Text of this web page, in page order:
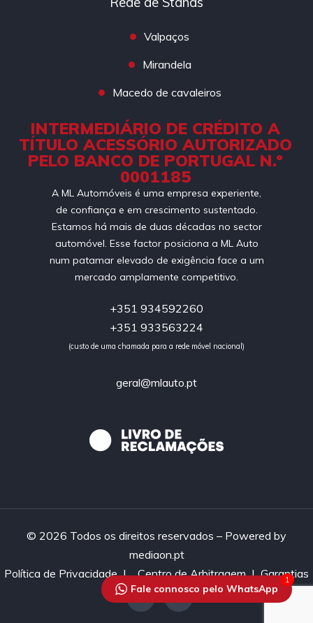
Valpaços
Mirandela
Macedo de cavaleiros
INTERMEDIÁRIO DE CRÉDITO A
TÍTULO ACESSÓRIO AUTORIZADO
PELO BANCO DE PORTUGAL N.º
0001185
A ML Automóveis é uma empresa experiente,
de confiança e em crescimento sustentado.
Estamos há mais de duas décadas no sector
automóvel. Esse factor posiciona a ML Auto
num patamar elevado de exigência face a um
mercado amplamente competitivo.
+351 934592260
+351 933563224
(custo de uma chamada para a rede móvel nacional)
geral@mlauto.pt
© 2026 Todos os direitos reservados – Powered by
mediaon.pt
Política de Privacidade|Centro de Arbitragem |Garantias
Fale connosco pelo WhatsApp
1